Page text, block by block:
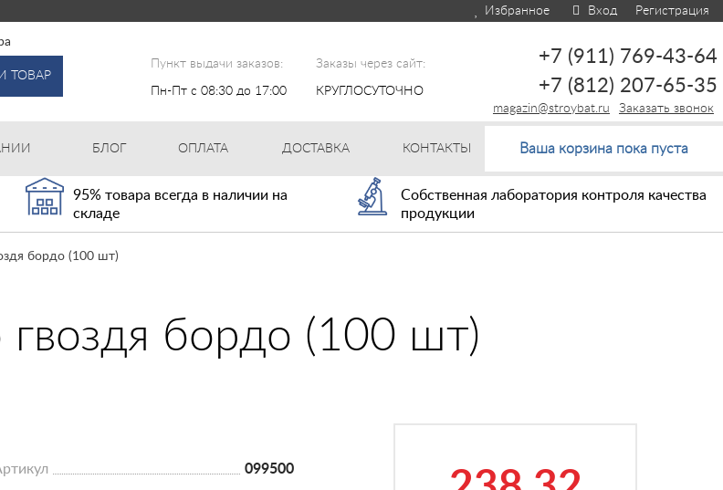
Избранное Вход Регистрация
ТОВАР
Пункт выдачи заказов:
Пн-Пт с 08:30 до 17:00
Заказы через сайт:
КРУГЛОСУТОЧНО
+7 (911) 769-43-64
+7 (812) 207-65-35
Заказать звонок
magazin@stroybat.ru
БЛОГ ОПЛАТА ДОСТАВКА КОНТАКТЫ Ваша корзина пока пуста
95% товара всегда в наличии на
складе
Собственная лаборатория контроля качества
продукции
бордо (100 шт)
бордо (100 шт)
099500